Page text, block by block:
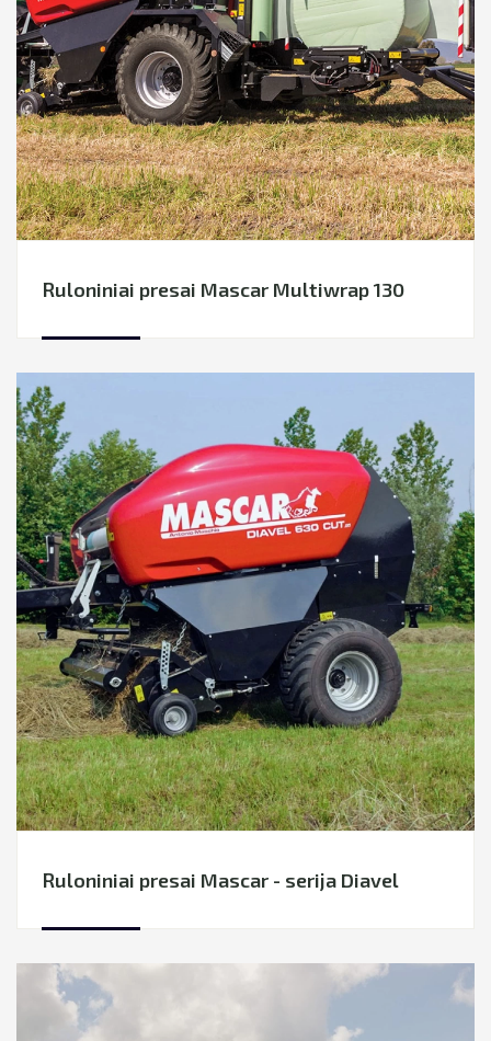
PERVEŽIMAI
TECHNIKOS NUOMA
NEKILNOJAMOJO TURTO NUOMA
LIZINGAS
Sėjamosios
Žemės įdirbimo technika
Šienavimo ir pašarų ruošimo technika
Šienapjovės
Grėbliai-vartytuvai
Presai ruloniniai
Pašarų dalintuvai
Daržininkystės technika
Grūdų tvarkymo įranga
Mėšlo tvarkymo įranga
Kita technika
naujos Atsarginės dalys
KOMUNALINĖ TECHNIKA
MIŠKO TECHNIKA
Ruloniniai presai Mascar Multiwrap 130
Ruloniniai presai Mascar - serija Diavel